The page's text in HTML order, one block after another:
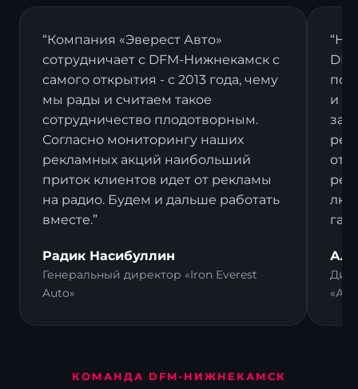
“Компания «Эверест Авто»
сотрудничает с DFM-Нижнекамск с
самого открытия - с 2013 года, чему
мы рады и считаем такое
сотрудничество плодотворным.
Согласно мониторингу наших
рекламных акций наибольший
приток клиентов идет от рекламы
на радио. Будем и дальше работать
вместе.”
Радик Насибуллин
Генеральный директор «Iron Everest
Auto»
и в
КОМАНДА DFM-НИЖНЕКАМСК